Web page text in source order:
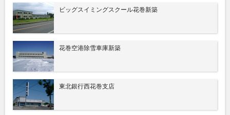
ビッグスイミングスクール花巻新築
花巻空港除雪車庫新築
東北銀行西花巻支店